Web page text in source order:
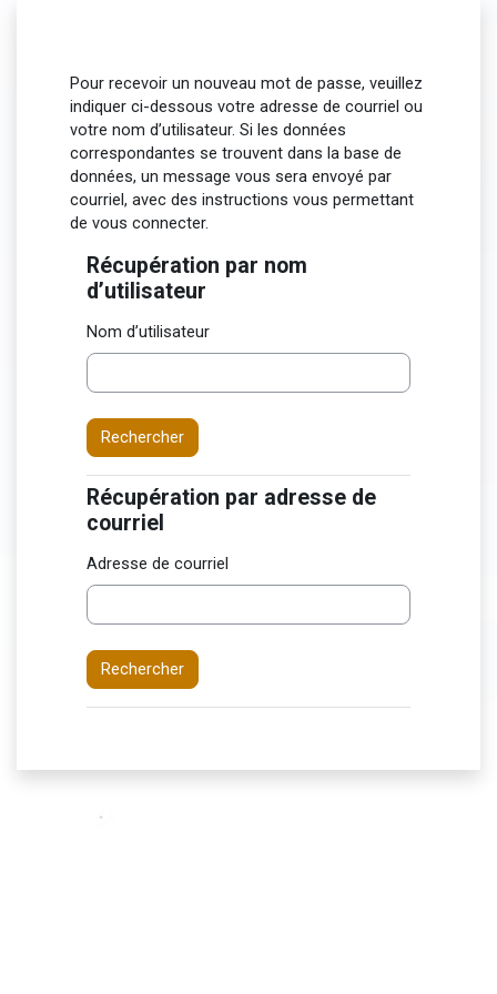
Pour recevoir un nouveau mot de passe, veuillez
indiquer ci-dessous votre adresse de courriel ou
votre nom d’utilisateur. Si les données
correspondantes se trouvent dans la base de
données, un message vous sera envoyé par
courriel, avec des instructions vous permettant
de vous connecter.
Récupération par nom d’utilisateur
Récupération par nom
d’utilisateur
Nom d’utilisateur
Récupération par adresse de courriel
Récupération par adresse de
courriel
Adresse de courriel